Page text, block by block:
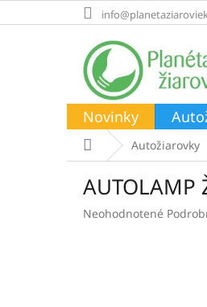
na
Novinky
DomovAutožiarovky
Priemerné
Neohodnotené